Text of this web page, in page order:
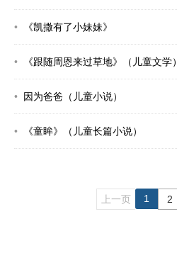
《凯撒有了小妹妹》
《跟随周恩来过草地》（儿童文学）
因为爸爸（儿童小说）
《童眸》（儿童长篇小说）
上一页 1 2